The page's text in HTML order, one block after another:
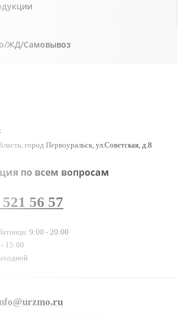
ЖД/Самовывоз
город Первоуральск, ул.Советская, д.8
по всем вопросам
521 56 57
9:00 - 20:00
- 15:00